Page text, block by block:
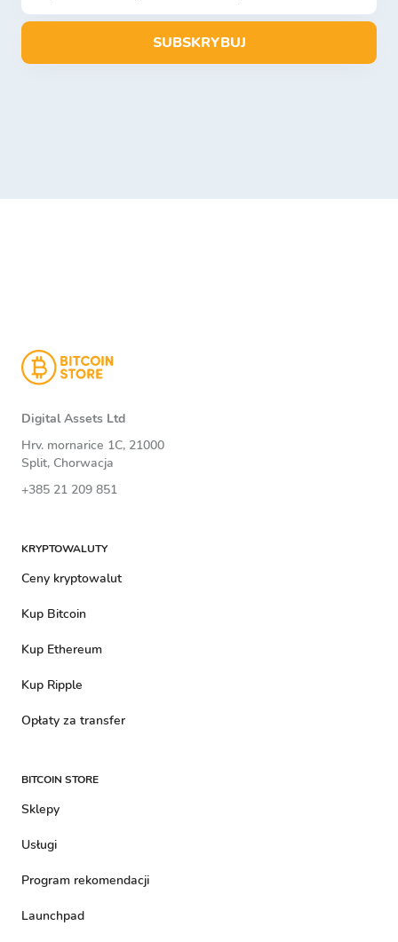
SUBSKRYBUJ
Digital Assets Ltd
Hrv. mornarice 1C, 21000
Split, Chorwacja
+385 21 209 851
KRYPTOWALUTY
Ceny kryptowalut
Kup Bitcoin
Kup Ethereum
Kup Ripple
Opłaty za transfer
BITCOIN STORE
Sklepy
Usługi
Program rekomendacji
Launchpad